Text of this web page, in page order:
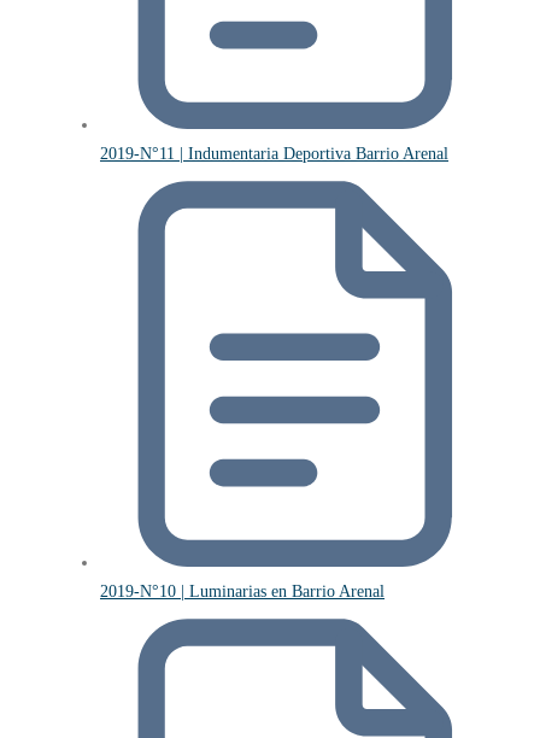
2019-N°11 | Indumentaria Deportiva Barrio Arenal
2019-N°10 | Luminarias en Barrio Arenal